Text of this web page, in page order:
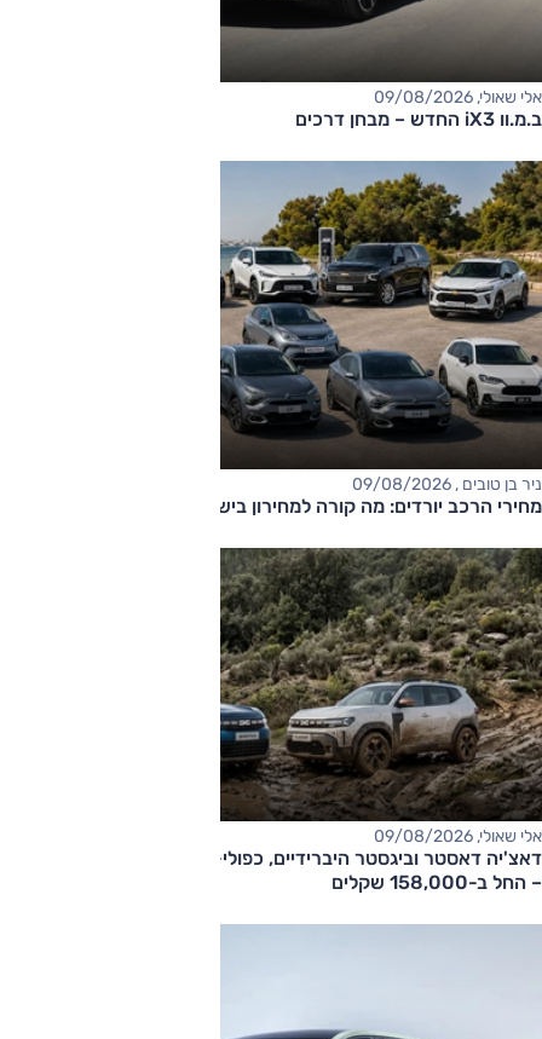
אלי שאולי, 09/08/2026
ב.מ.וו iX3 החדש – מבחן דרכים
ניר בן טובים , 09/08/2026
מחירי הרכב יורדים: מה קורה למחירון בישראל?
אלי שאולי, 09/08/2026
דאצ'יה דאסטר וביגסטר היברידיים, כפולי-הנעה עם תיבה אוטומטית
– החל ב-158,000 שקלים